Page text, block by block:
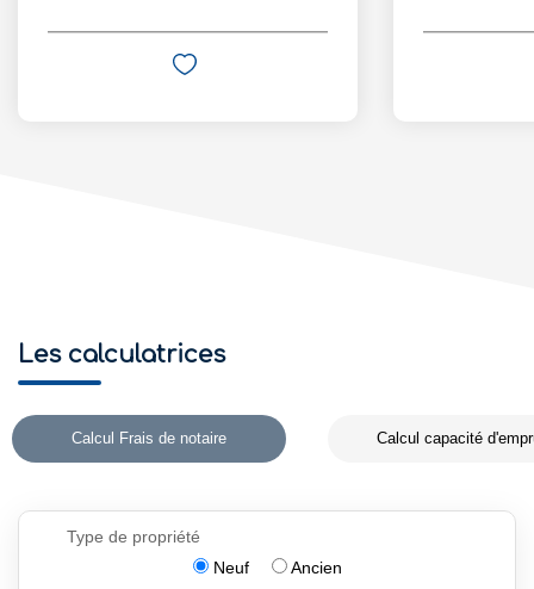
Les calculatrices
Calcul Frais de notaire Calcul capacité